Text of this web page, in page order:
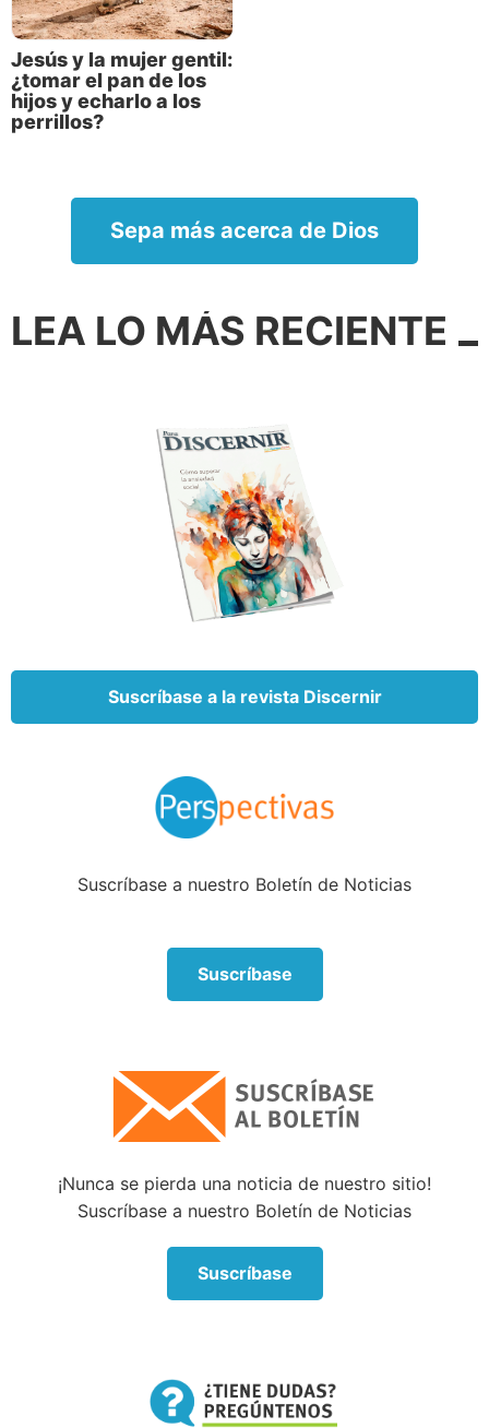
Jesús y la mujer gentil:
¿tomar el pan de los
hijos y echarlo a los
perrillos?
Sepa más acerca de Dios
LEA LO MÁS RECIENTE
Suscríbase a la revista Discernir
Suscríbase a nuestro Boletín de Noticias
Suscríbase
¡Nunca se pierda una noticia de nuestro sitio!
Suscríbase a nuestro Boletín de Noticias
Suscríbase